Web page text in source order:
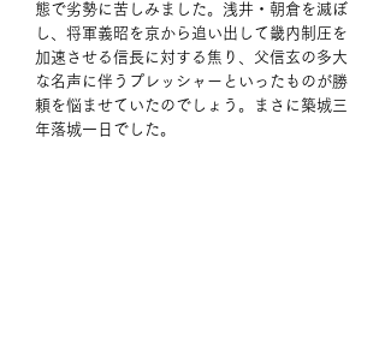
態で劣勢に苦しみました。浅井・朝倉を滅ぼ
し、将軍義昭を京から追い出して畿内制圧を
加速させる信長に対する焦り、父信玄の多大
な名声に伴うプレッシャーといったものが勝
頼を悩ませていたのでしょう。まさに築城三
年落城一日でした。